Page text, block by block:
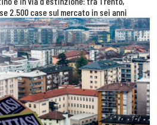
2.500 case sul mercato in sei anni